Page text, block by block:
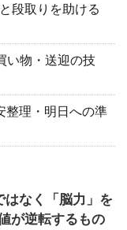
段取りを助ける
物・送迎の技
理・明日への準
はなく「脳力」を
が逆転するもの